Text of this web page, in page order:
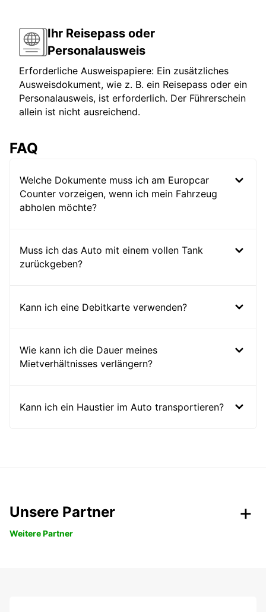
Ihr Reisepass oder
Personalausweis
Erforderliche Ausweispapiere: Ein zusätzliches
Ausweisdokument, wie z. B. ein Reisepass oder ein
Personalausweis, ist erforderlich. Der Führerschein
allein ist nicht ausreichend.
FAQ
Welche Dokumente muss ich am Europcar
Counter vorzeigen, wenn ich mein Fahrzeug
abholen möchte?
Muss ich das Auto mit einem vollen Tank
zurückgeben?
Kann ich eine Debitkarte verwenden?
Wie kann ich die Dauer meines
Mietverhältnisses verlängern?
Kann ich ein Haustier im Auto transportieren?
Unsere Partner
Weitere Partner